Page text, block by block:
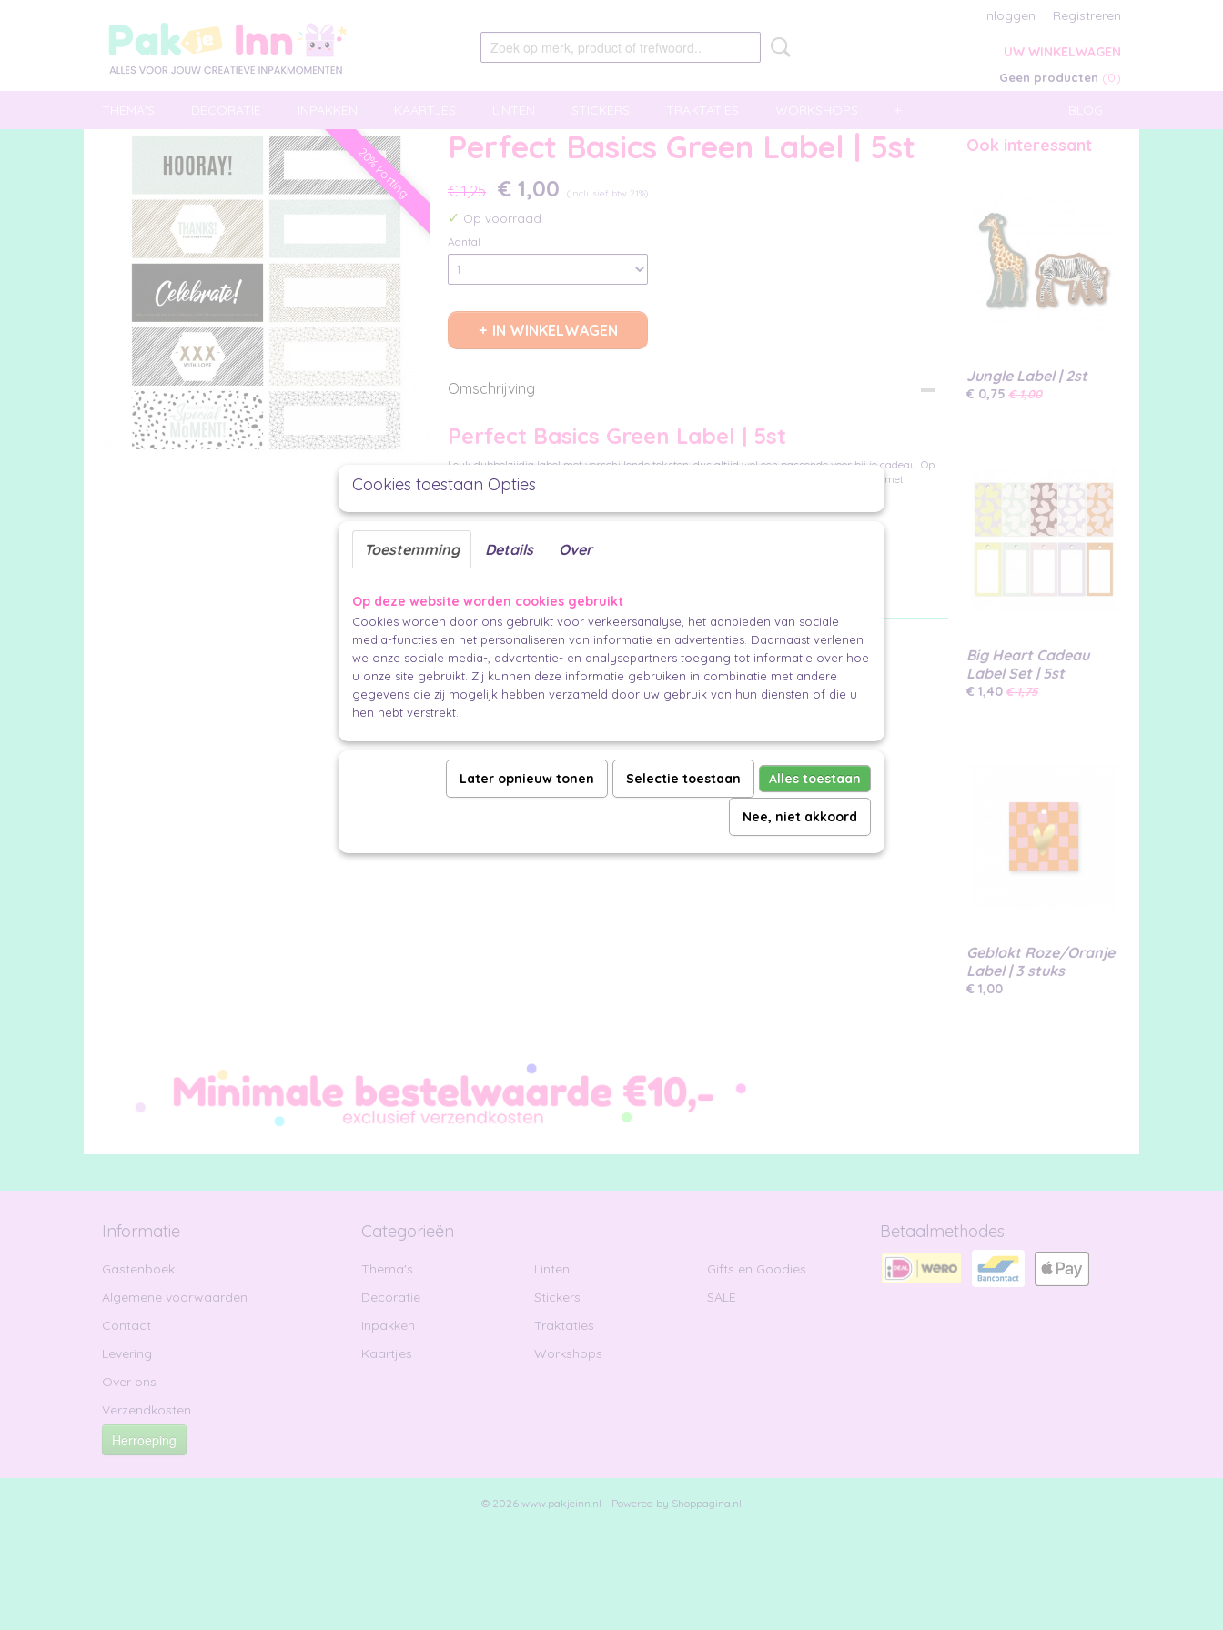
Inloggen Registreren
UW WINKELWAGEN
Geen producten (0)
BLOG
THEMA'S DECORATIE INPAKKEN KAARTJES LINTEN STICKERS TRAKTATIES WORKSHOPS +
20% korting Perfect Basics Green Label | 5st
€ 1,25 € 1,00 (inclusief btw 21%)
✓ Op voorraad
Aantal
IN WINKELWAGEN
Omschrijving
Perfect Basics Green Label | 5st
Leuk dubbelzijdig label met verschillende teksten, dus altijd wel een passende voor bij je cadeau. Op
de achterkant van dit label is ruimte een korte tekst. Er zitten twee gaatjes in, zo maak je met
lint, touwtje of elastiek
4x9 cm
Dubbelzijdig
Makkelijk en mooi inpakken.
Ook interessant
Jungle Label | 2st
€ 0,75 € 1,00
Big Heart Cadeau
Label Set | 5st
€ 1,40€ 1,75
Geblokt Roze/Oranje
Label | 3 stuks
€ 1,00
Informatie
Gastenboek
Algemene voorwaarden
Contact
Levering
Over ons
Verzendkosten
Herroeping
Categorieën
Thema's
Decoratie
Inpakken
Kaartjes
Linten
Stickers
Traktaties
Workshops
Gifts en Goodies
SALE
Betaalmethodes
© 2026 www.pakjeinn.nl - Powered by Shoppagina.nl
Cookies toestaan Opties
Toestemming Details Over
Op deze website worden cookies gebruikt
Cookies worden door ons gebruikt voor verkeersanalyse, het aanbieden van sociale
media-functies en het personaliseren van informatie en advertenties. Daarnaast verlenen
we onze sociale media-, advertentie- en analysepartners toegang tot informatie over hoe
u onze site gebruikt. Zij kunnen deze informatie gebruiken in combinatie met andere
gegevens die zij mogelijk hebben verzameld door uw gebruik van hun diensten of die u
hen hebt verstrekt.
Later opnieuw tonen Selectie toestaan Alles toestaan
Nee, niet akkoord